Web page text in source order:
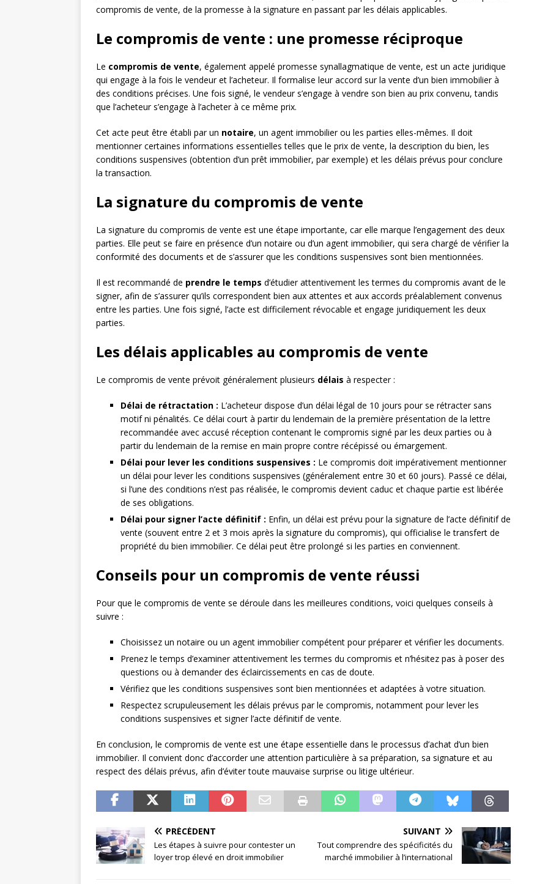
compromis de vente, de la promesse à la signature en passant par les délais applicables.
Le compromis de vente : une promesse réciproque
Le compromis de vente, également appelé promesse synallagmatique de vente, est un acte juridique
qui engage à la fois le vendeur et l’acheteur. Il formalise leur accord sur la vente d’un bien immobilier à
des conditions précises. Une fois signé, le vendeur s’engage à vendre son bien au prix convenu, tandis
que l’acheteur s’engage à l’acheter à ce même prix.
Cet acte peut être établi par un notaire, un agent immobilier ou les parties elles-mêmes. Il doit
mentionner certaines informations essentielles telles que le prix de vente, la description du bien, les
conditions suspensives (obtention d’un prêt immobilier, par exemple) et les délais prévus pour conclure
la transaction.
La signature du compromis de vente
La signature du compromis de vente est une étape importante, car elle marque l’engagement des deux
parties. Elle peut se faire en présence d’un notaire ou d’un agent immobilier, qui sera chargé de vérifier la
conformité des documents et de s’assurer que les conditions suspensives sont bien mentionnées.
Il est recommandé de prendre le temps d’étudier attentivement les termes du compromis avant de le
signer, afin de s’assurer qu’ils correspondent bien aux attentes et aux accords préalablement convenus
entre les parties. Une fois signé, l’acte est difficilement révocable et engage juridiquement les deux
parties.
Les délais applicables au compromis de vente
Le compromis de vente prévoit généralement plusieurs délais à respecter :
Délai de rétractation : L’acheteur dispose d’un délai légal de 10 jours pour se rétracter sans
motif ni pénalités. Ce délai court à partir du lendemain de la première présentation de la lettre
recommandée avec accusé réception contenant le compromis signé par les deux parties ou à
partir du lendemain de la remise en main propre contre récépissé ou émargement.
Délai pour lever les conditions suspensives : Le compromis doit impérativement mentionner
un délai pour lever les conditions suspensives (généralement entre 30 et 60 jours). Passé ce délai,
si l’une des conditions n’est pas réalisée, le compromis devient caduc et chaque partie est libérée
de ses obligations.
Délai pour signer l’acte définitif : Enfin, un délai est prévu pour la signature de l’acte définitif de
vente (souvent entre 2 et 3 mois après la signature du compromis), qui officialise le transfert de
propriété du bien immobilier. Ce délai peut être prolongé si les parties en conviennent.
Conseils pour un compromis de vente réussi
Pour que le compromis de vente se déroule dans les meilleures conditions, voici quelques conseils à
suivre :
Choisissez un notaire ou un agent immobilier compétent pour préparer et vérifier les documents.
Prenez le temps d’examiner attentivement les termes du compromis et n’hésitez pas à poser des
questions ou à demander des éclaircissements en cas de doute.
Vérifiez que les conditions suspensives sont bien mentionnées et adaptées à votre situation.
Respectez scrupuleusement les délais prévus par le compromis, notamment pour lever les
conditions suspensives et signer l’acte définitif de vente.
En conclusion, le compromis de vente est une étape essentielle dans le processus d’achat d’un bien
immobilier. Il convient donc d’accorder une attention particulière à sa préparation, sa signature et au
respect des délais prévus, afin d’éviter toute mauvaise surprise ou litige ultérieur.
PRÉCÉDENT
Les étapes à suivre pour contester un
loyer trop élevé en droit immobilier
SUIVANT
Tout comprendre des spécificités du
marché immobilier à l’international